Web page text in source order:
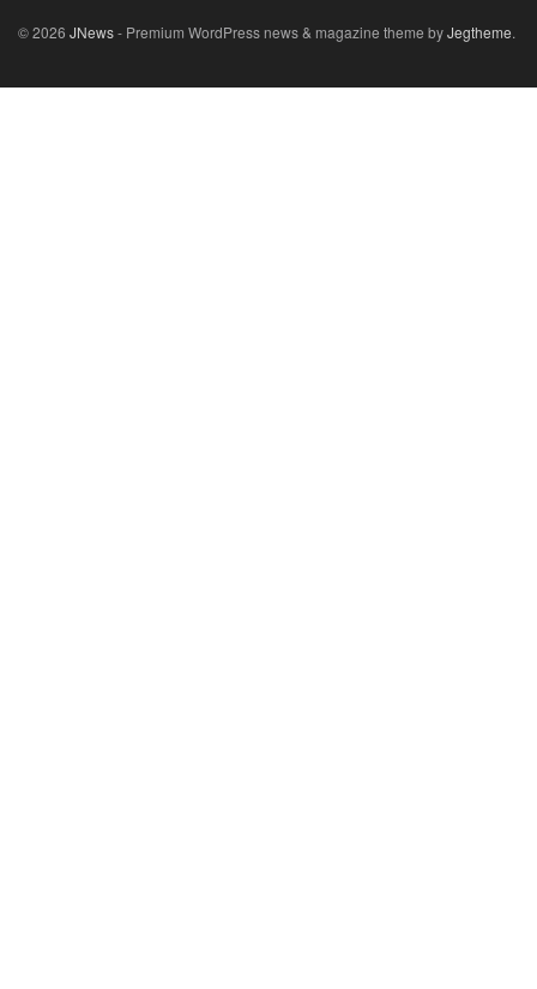
© 2026 JNews- Premium WordPress news & magazine theme byJegtheme.